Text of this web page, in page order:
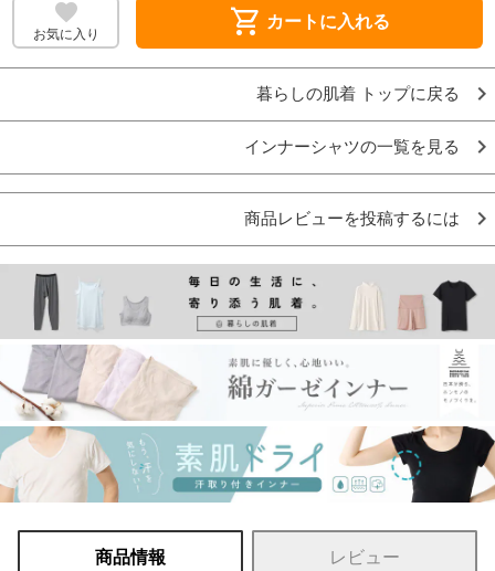
お気に入り shopping_cart カートに入れる
暮らしの肌着 トップに戻る
インナーシャツの一覧を見る
商品レビューを投稿するには
商品情報 レビュー